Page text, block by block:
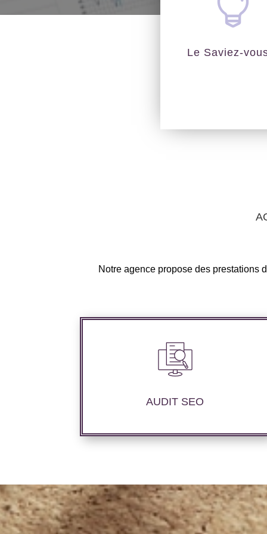
Le Saviez-
Notre agence propose des prestations
AUDIT SEO
Nous réalisons un audit de votre site
web à travers les mots clés pertinents,
souhaité.